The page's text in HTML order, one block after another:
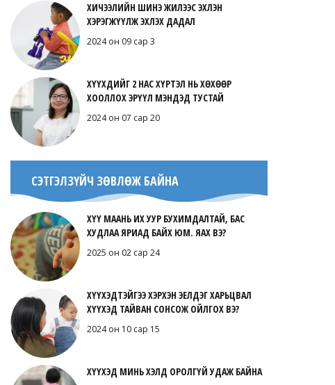
ХИЧЭЭЛИЙН ШИНЭ ЖИЛЭЭС ЭХЛЭН
ХЭРЭГЖҮҮЛЖ ЭХЛЭХ ДАДАЛ
2024 он 09 сар 3
ХҮҮХДИЙГ 2 НАС ХҮРТЭЛ НЬ ХӨХӨӨР
ХООЛЛОХ ЭРҮҮЛ МЭНДЭД ТУСТАЙ
2024 он 07 сар 20
СЭТГЭЛЗҮЙЧ ЗӨВЛӨЖ БАЙНА
ХҮҮ МААНЬ ИХ УУР БУХИМДАЛТАЙ, БАС
ХУДЛАА ЯРИАД БАЙХ ЮМ. ЯАХ ВЭ?
2025 он 02 сар 24
ХҮҮХЭДТЭЙГЭЭ ХЭРХЭН ЭЕЛДЭГ ХАРЬЦВАЛ
ХҮҮХЭД ТАЙВАН СОНСОЖ ОЙЛГОХ ВЭ?
2024 он 10 сар 15
ХҮҮХЭД МИНЬ ХЭЛД ОРОЛГҮЙ УДАЖ БАЙНА